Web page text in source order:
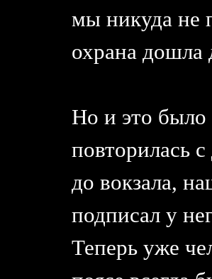
мы никуда не
охрана дошла
Но и это было
повторилась
до вокзала,
подписал у
Теперь уже